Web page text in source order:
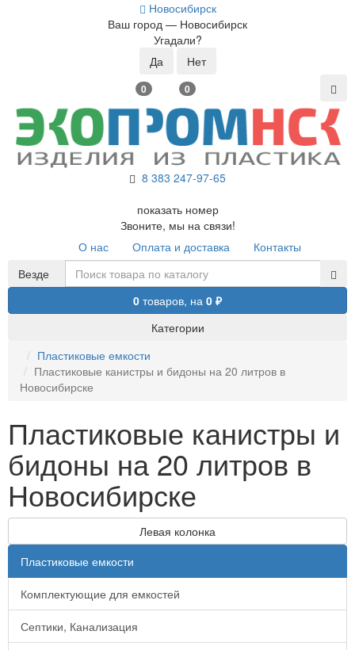
Новосибирск
Ваш город — Новосибирск
Угадали?
0 0
8 383 247-97-65
показать номер
Звоните, мы на связи!
О нас
Оплата и доставка
Контакты
Везде
0 товаров, на 0 ₽
Категории
Пластиковые емкости
Пластиковые канистры и бидоны на 20 литров в
Новосибирске
Пластиковые канистры и
бидоны на 20 литров в
Новосибирске
Левая колонка
Пластиковые емкости
Комплектующие для емкостей
Септики, Канализация